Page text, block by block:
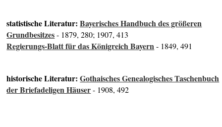
statistische Literatur:Bayerisches Handbuch des größeren
Grundbesitzes- 1879, 280; 1907, 413
Regierungs-Blatt für das Königreich Bayern- 1849, 491
historische Literatur:Gothaisches Genealogisches Taschenbuch
der Briefadeligen Häuser- 1908, 492